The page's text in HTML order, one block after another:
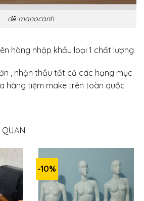
đế manocanh
hàng nhập khẩu loại 1 chất lượng
, nhận thầu tất cả các hạng mục
hàng tiệm make trên toàn quốc
-10%